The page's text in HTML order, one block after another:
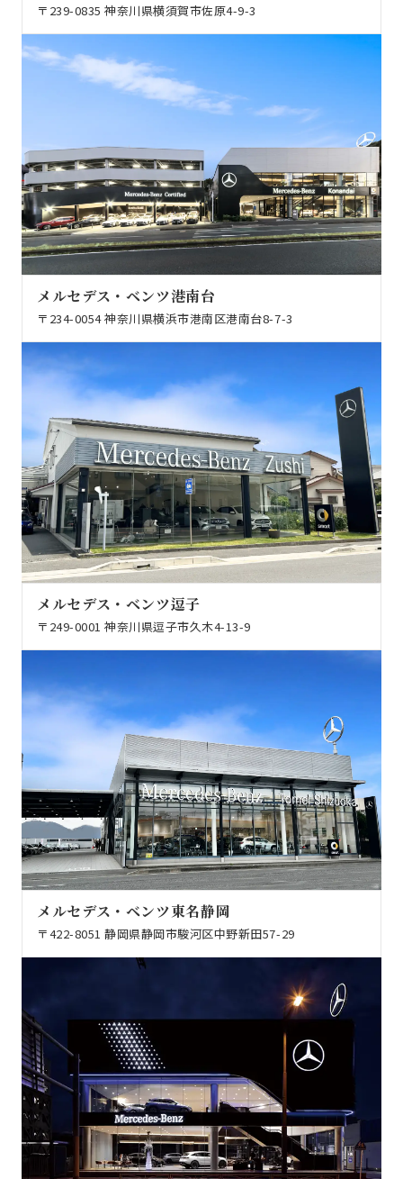
〒239-0835 神奈川県横須賀市佐原4-9-3
メルセデス・ベンツ港南台
〒234-0054 神奈川県横浜市港南区港南台8-7-3
メルセデス・ベンツ逗子
〒249-0001 神奈川県逗子市久木4-13-9
メルセデス・ベンツ東名静岡
〒422-8051 静岡県静岡市駿河区中野新田57-29